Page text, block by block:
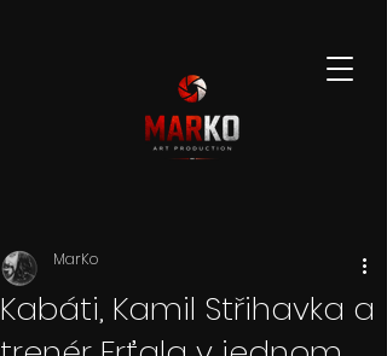
Kabáti, Kamil Střihavka a
MarKo